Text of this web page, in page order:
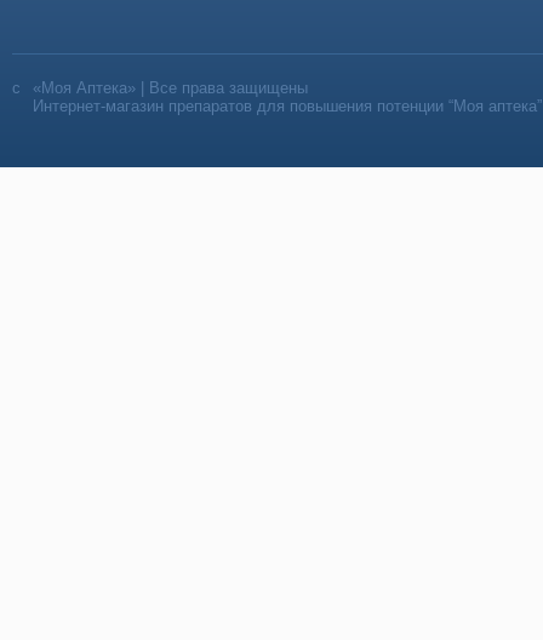
«Моя Аптека» | Все права защищены
Интернет-магазин препаратов для повышения потенции “Моя